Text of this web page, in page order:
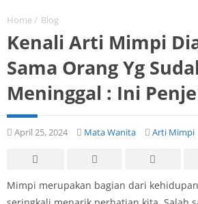
Home / Blog
Kenali Arti Mimpi
Sama Orang Yg
Meninggal : Ini
April 25, 2024 Mata Wanita Arti Mimpi
Mimpi merupakan bagian dari